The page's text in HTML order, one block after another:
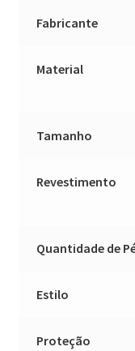
Fabricante
Material
Tamanho
Revestimento
Quantidade de
Estilo
Proteção